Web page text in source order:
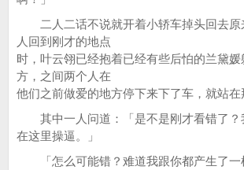
二人二话不说就开着小轿车掉头回去原
人回到刚才的地点
时，叶云翎已经抱着已经有些后怕的兰黛
方，之间两个人在
他们之前做爱的地方停下来下了车，就站在
其中一人问道：「是不是刚才看错了？
在这里操逼。」
「怎么可能错？难道我跟你都产生了一